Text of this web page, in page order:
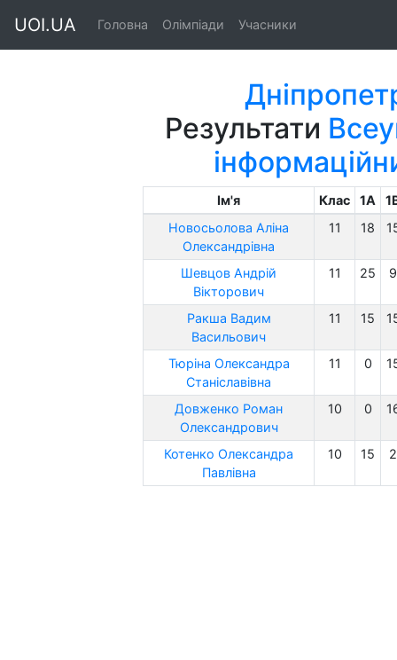
UOI.UA Головна Олімпіади Учасники
Результати
Ім'я Клас 1A
Новосьолова Аліна
Олександрівна
11 18
Шевцов Андрій
Вікторович
11 25 9
Ракша Вадим
Васильович
11 15
Тюріна Олександра
Станіславівна
11 0
Довженко Роман
Олександрович
10 0
Котенко Олександра
Павлівна
10 15 2